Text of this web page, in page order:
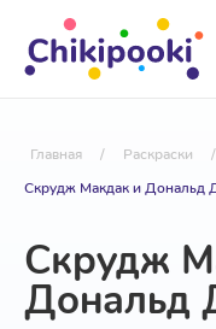
Главная / Раскраски /
Скрудж Макдак и Дональд
Скрудж
Дональд